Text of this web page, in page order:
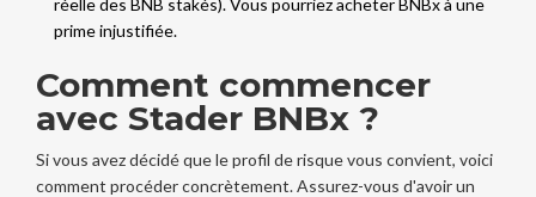
réelle des BNB stakés). Vous pourriez acheter BNBx à une
prime injustifiée.
Comment commencer
avec Stader BNBx ?
Si vous avez décidé que le profil de risque vous convient, voici
comment procéder concrètement. Assurez-vous d'avoir un